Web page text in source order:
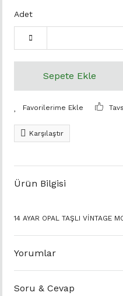
Adet
Sepete Ekle
Karşılaştır
Ürün Bilgisi
14 AYAR OPAL TAŞLI VİNTAGE
Yorumlar
Soru & Cevap